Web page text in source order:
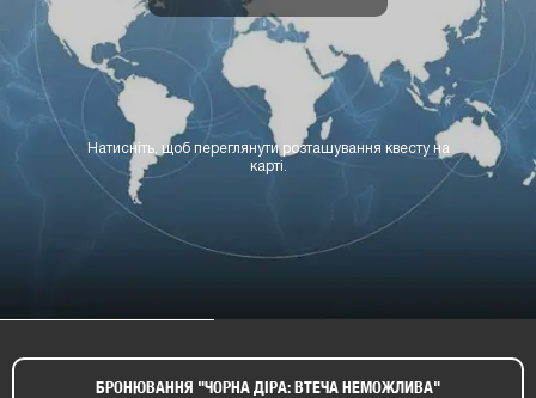
Натисніть, щоб переглянути розташування квесту на
карті.
БРОНЮВАННЯ "ЧОРНА ДІРА: ВТЕЧА НЕМОЖЛИВА"​